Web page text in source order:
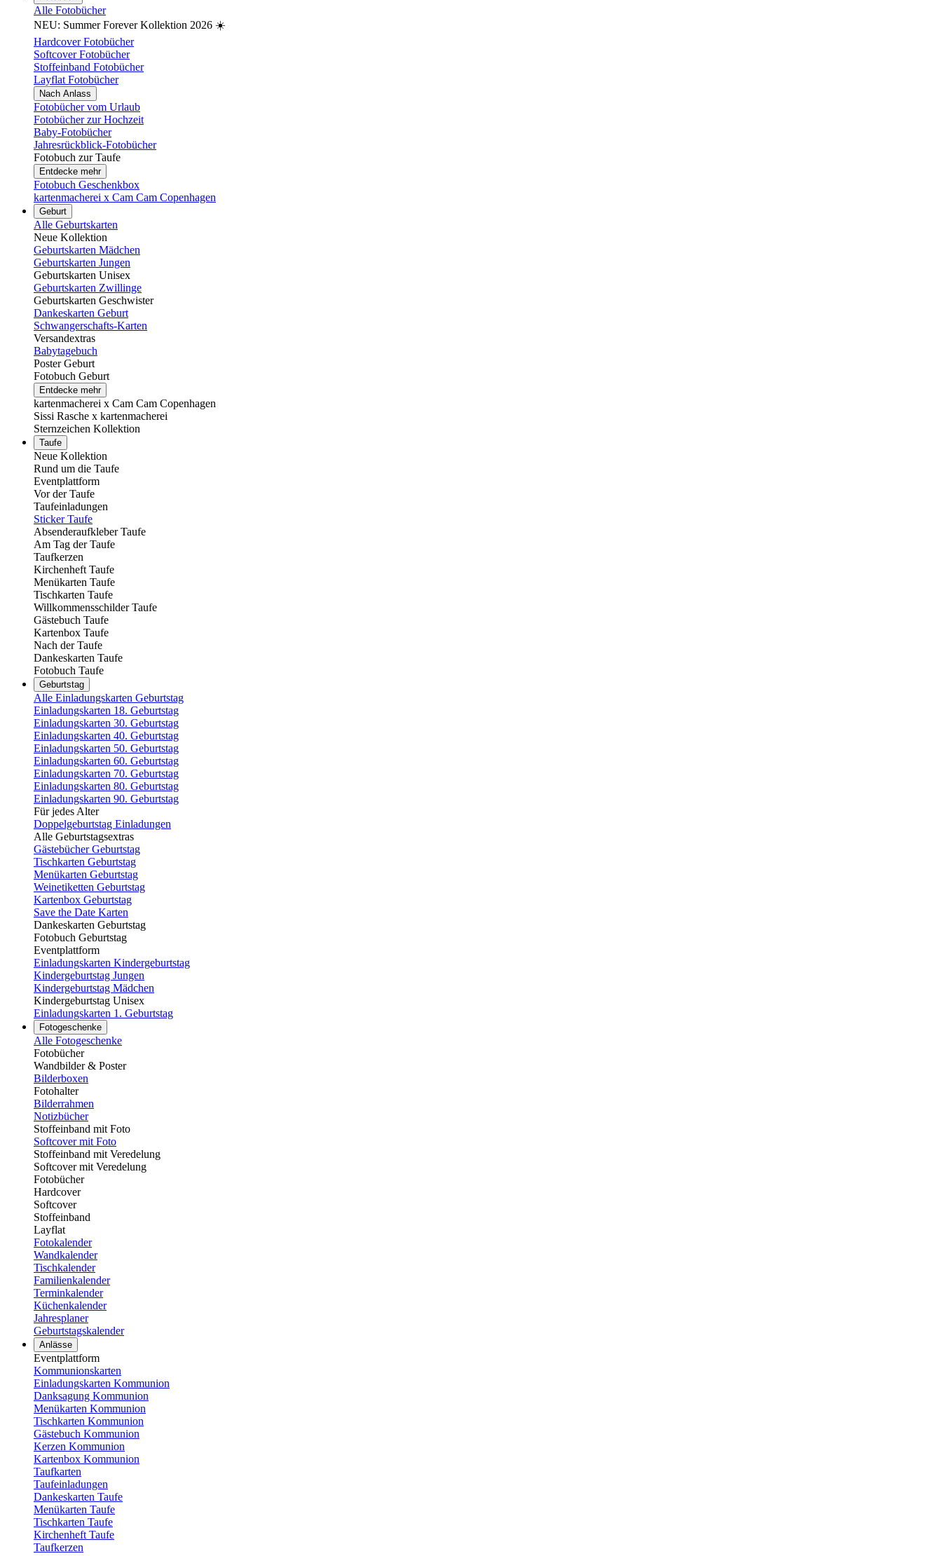
Alle Fotobücher
NEU: Summer Forever Kollektion 2026 ☀️
Hardcover Fotobücher
Softcover Fotobücher
Stoffeinband Fotobücher
Layflat Fotobücher
Nach Anlass
Fotobücher vom Urlaub
Fotobücher zur Hochzeit
Baby-Fotobücher
Jahresrückblick-Fotobücher
Fotobuch zur Taufe
Entdecke mehr
Fotobuch Geschenkbox
kartenmacherei x Cam Cam Copenhagen
Geburt
Alle Geburtskarten
Neue Kollektion
Geburtskarten Mädchen
Geburtskarten Jungen
Geburtskarten Unisex
Geburtskarten Zwillinge
Geburtskarten Geschwister
Dankeskarten Geburt
Schwangerschafts-Karten
Versandextras
Babytagebuch
Poster Geburt
Fotobuch Geburt
Entdecke mehr
kartenmacherei x Cam Cam Copenhagen
Sissi Rasche x kartenmacherei
Sternzeichen Kollektion
Taufe
Neue Kollektion
Rund um die Taufe
Eventplattform
Vor der Taufe
Taufeinladungen
Sticker Taufe
Absenderaufkleber Taufe
Am Tag der Taufe
Taufkerzen
Kirchenheft Taufe
Menükarten Taufe
Tischkarten Taufe
Willkommensschilder Taufe
Gästebuch Taufe
Kartenbox Taufe
Nach der Taufe
Dankeskarten Taufe
Fotobuch Taufe
Geburtstag
Alle Einladungskarten Geburtstag
Einladungskarten 18. Geburtstag
Einladungskarten 30. Geburtstag
Einladungskarten 40. Geburtstag
Einladungskarten 50. Geburtstag
Einladungskarten 60. Geburtstag
Einladungskarten 70. Geburtstag
Einladungskarten 80. Geburtstag
Einladungskarten 90. Geburtstag
Für jedes Alter
Doppelgeburtstag Einladungen
Alle Geburtstagsextras
Gästebücher Geburtstag
Tischkarten Geburtstag
Menükarten Geburtstag
Weinetiketten Geburtstag
Kartenbox Geburtstag
Save the Date Karten
Dankeskarten Geburtstag
Fotobuch Geburtstag
Eventplattform
Einladungskarten Kindergeburtstag
Kindergeburtstag Jungen
Kindergeburtstag Mädchen
Kindergeburtstag Unisex
Einladungskarten 1. Geburtstag
Fotogeschenke
Alle Fotogeschenke
Fotobücher
Wandbilder & Poster
Bilderboxen
Fotohalter
Bilderrahmen
Notizbücher
Stoffeinband mit Foto
Softcover mit Foto
Stoffeinband mit Veredelung
Softcover mit Veredelung
Fotobücher
Hardcover
Softcover
Stoffeinband
Layflat
Fotokalender
Wandkalender
Tischkalender
Familienkalender
Terminkalender
Küchenkalender
Jahresplaner
Geburtstagskalender
Anlässe
Eventplattform
Kommunionskarten
Einladungskarten Kommunion
Danksagung Kommunion
Menükarten Kommunion
Tischkarten Kommunion
Gästebuch Kommunion
Kerzen Kommunion
Kartenbox Kommunion
Taufkarten
Taufeinladungen
Dankeskarten Taufe
Menükarten Taufe
Tischkarten Taufe
Kirchenheft Taufe
Taufkerzen